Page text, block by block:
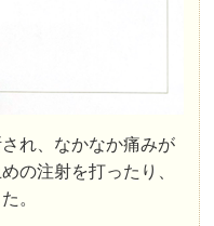
れ、なかなか痛みが
の注射を打ったり、
。